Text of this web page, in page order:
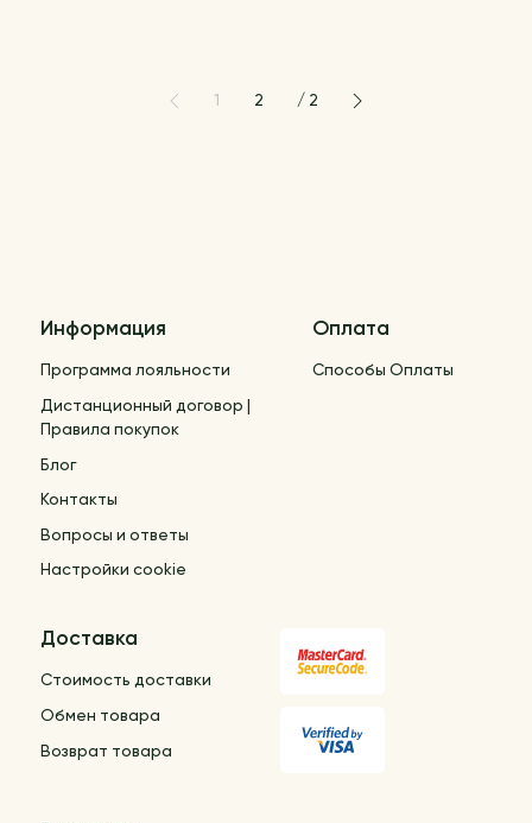
1 2 / 2
Информация
Программа лояльности
Дистанционный договор |
Правила покупок
Блог
Контакты
Вопросы и ответы
Настройки cookie
Оплата
Способы Оплаты
Доставка
Стоимость доставки
Обмен товара
Возврат товара